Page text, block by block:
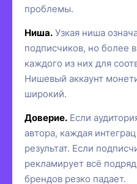
проблемы.
Ниша. Узкая ниша
подписчиков, но более
каждого из них для
Нишевый аккаунт
широкий.
Доверие. Если
автора, каждая
результат. Если
рекламирует всё
брендов резко падает.